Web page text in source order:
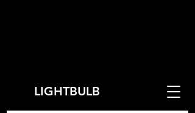
LIGHTBULB